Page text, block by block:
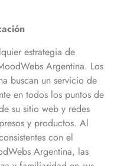
estrategia de
Argentina. Los
buscan un servicio de
en todos los puntos de
su sitio web y redes
y productos. Al
con el
Argentina, las